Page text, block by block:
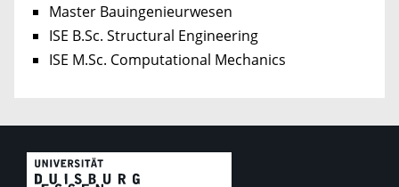
Master Bauingenieurwesen
ISE B.Sc. Structural Engineering
ISE M.Sc. Computational Mechanics